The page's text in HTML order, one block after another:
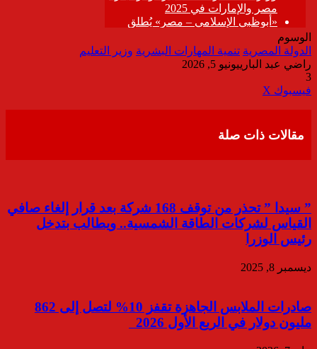
الوسوم
الدولة المصرية تنمية المهارات البشرية وزير التعليم
راضي عبد البارييونيو 5, 2026
3
فيسبوك ‫X
مقالات ذات صلة
” سيدا ” تحذر من توقف 168 شركة بعد قرار إلغاء صافي
القياس لشركات الطاقة الشمسية.. ويطالب بتدخل
رئيس الوزرا
ديسمبر 8, 2025
صادرات الملابس الجاهزة تقفز 10% لتصل إلى 862
مليون دولار في الربع الأول 2026